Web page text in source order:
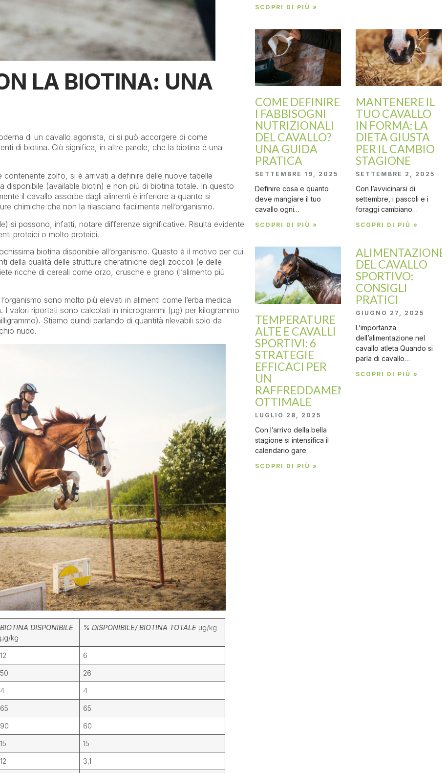
LA BIOTINA: UNA
di un cavallo agonista, ci si può accorgere di come
di biotina. Ciò significa, in altre parole, che la biotina è una
zolfo, si è arrivati a definire delle nuove tabelle
disponibile (available biotin) e non più di biotina totale. In questo
il cavallo assorbe dagli alimenti è inferiore a quanto si
chimiche che non la rilasciano facilmente nell’organismo.
si possono, infatti, notare differenze significative. Risulta evidente
proteici o molto proteici.
biotina disponibile all’organismo. Questo è il motivo per cui
della qualità delle strutture cheratiniche degli zoccoli (e delle
ricche di cereali come orzo, crusche e grano (l’alimento più
sono molto più elevati in alimenti come l’erba medica
valori riportati sono calcolati in microgrammi (µg) per kilogrammo
Stiamo quindi parlando di quantità rilevabili solo da
nudo.
BIOTINA DISPONIBILE
µg/kg
% DISPONIBILE/ BIOTINA TOTALE µg/kg
12 6
50 26
4 4
65 65
90 60
15 15
12 3,1
SCOPRI DI PIÙ »
COME DEFINIRE
I FABBISOGNI
NUTRIZIONALI
DEL CAVALLO?
UNA GUIDA
PRATICA
SETTEMBRE 19, 2025
Definire cosa e quanto
deve mangiare il tuo
cavallo ogni…
SCOPRI DI PIÙ »
MANTENERE IL
TUO CAVALLO
IN FORMA: LA
DIETA GIUSTA
PER IL CAMBIO
STAGIONE
SETTEMBRE 2, 2025
Con l’avvicinarsi di
settembre, i pascoli e i
foraggi cambiano…
SCOPRI DI PIÙ »
TEMPERATURE
ALTE E CAVALLI
SPORTIVI: 6
STRATEGIE
EFFICACI PER
UN
RAFFREDDAMENTO
OTTIMALE
LUGLIO 28, 2025
Con l’arrivo della bella
stagione si intensifica il
calendario gare…
SCOPRI DI PIÙ »
ALIMENTAZIONE
DEL CAVALLO
SPORTIVO:
CONSIGLI
PRATICI
GIUGNO 27, 2025
L’importanza
dell’alimentazione nel
cavallo atleta Quando si
parla di cavallo…
SCOPRI DI PIÙ »